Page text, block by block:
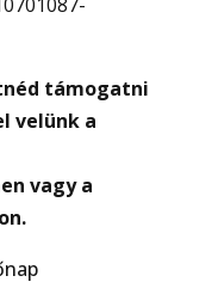
támogatni
velünk a
vagy a